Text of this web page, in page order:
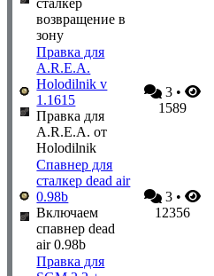
сталкер
возвращение в
зону
Правка для
A.R.E.A.
Holodilnik v
1.1615
Правка для
A.R.E.A. от
Holodilnik
3 •
1589
Спавнер для
сталкер dead air
0.98b
Включаем
спавнер dead
air 0.98b
3 •
12356
Правка для